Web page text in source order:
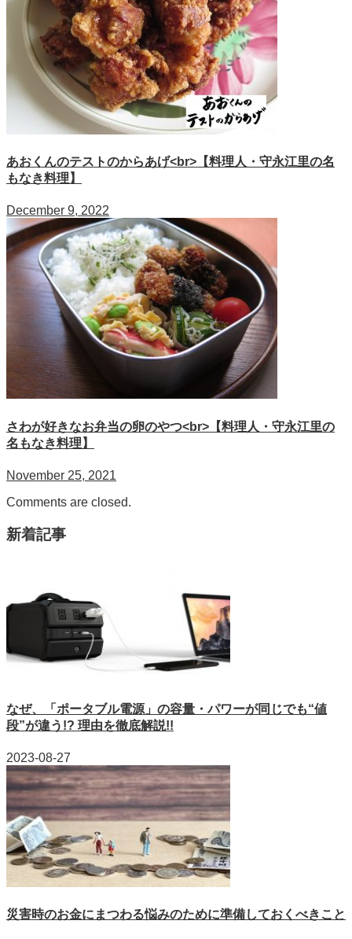
あおくんのテストのからあげ<br>【料理人・守永江里の名
もなき料理】
December 9, 2022
さわが好きなお弁当の卵のやつ<br>【料理人・守永江里の
名もなき料理】
November 25, 2021
Comments are closed.
新着記事
なぜ、「ポータブル電源」の容量・パワーが同じでも“値
段”が違う!? 理由を徹底解説!!
2023-08-27
災害時のお金にまつわる悩みのために準備しておくべきこと